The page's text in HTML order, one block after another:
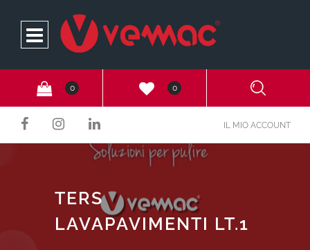
Open
0 0
IL MIO ACCOUNT
TERS
LAVAPAVIMENTI LT.1